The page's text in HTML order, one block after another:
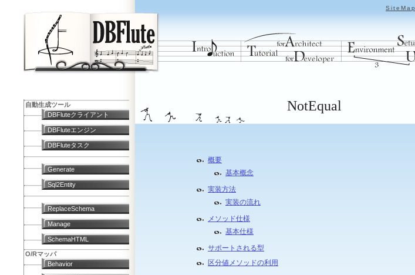
SiteMap
NotEqual
概要
基本概念
実装方法
実装の流れ
メソッド仕様
基本仕様
サポートされる型
区分値メソッドの利用
自動生成ツール
DBFluteクライアント
DBFluteエンジン
DBFluteタスク
Generate
Sql2Entity
ReplaceSchema
Manage
SchemaHTML
O/Rマッパ
Behavior